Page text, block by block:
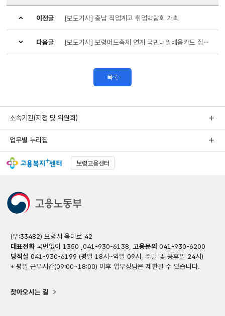
이전글 [보도기사] 충남 직업계고 취업박람회 개최
다음글 [보도기사] 보령머드축제 연계 국민내일배움카드 집중 홍보
목록
소속기관(지청 및 위원회)
업무별 누리집
보령고용센터
(우:33482) 보령시 옥마로 42
대표전화국번없이 1350 ,041-930-6138, 고용문의 041-930-6200
당직실 041-930-6199 (평일 18시~익일 09시, 주말 및 공휴일 24시)
* 평일 근무시간(09:00~18:00) 이후 업무상담은 제한될 수 있습니다.
찾아오시는 길